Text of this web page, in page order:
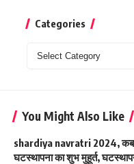
Categories
Categories
You Might Also Like
shardiya navratri 2024,
घटस्थापना का शुभ मुहूर्त,